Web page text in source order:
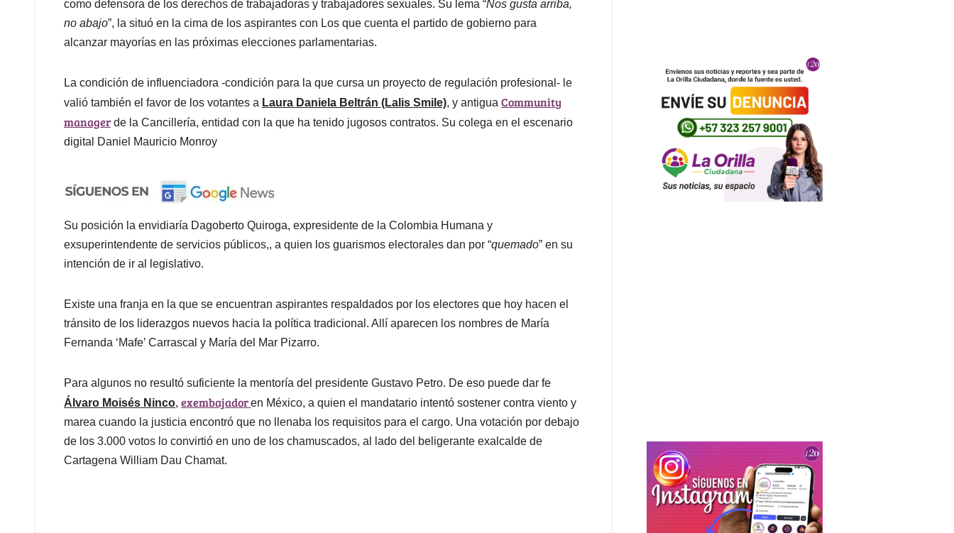
como defensora de los derechos de trabajadoras y trabajadores sexuales. Su lema “Nos gusta arriba,
no abajo”, la situó en la cima de los aspirantes con Los que cuenta el partido de gobierno para
alcanzar mayorías en las próximas elecciones parlamentarias.
La condición de influenciadora -condición para la que cursa un proyecto de regulación profesional- le
valió también el favor de los votantes a Laura Daniela Beltrán (Lalis Smile), y antigua Community
manager de la Cancillería, entidad con la que ha tenido jugosos contratos. Su colega en el escenario
digital Daniel Mauricio Monroy
Su posición la envidiaría Dagoberto Quiroga, expresidente de la Colombia Humana y
exsuperintendente de servicios públicos,, a quien los guarismos electorales dan por “quemado” en su
intención de ir al legislativo.
Existe una franja en la que se encuentran aspirantes respaldados por los electores que hoy hacen el
tránsito de los liderazgos nuevos hacia la política tradicional. Allí aparecen los nombres de María
Fernanda ‘Mafe’ Carrascal y María del Mar Pizarro.
Para algunos no resultó suficiente la mentoría del presidente Gustavo Petro. De eso puede dar fe
Álvaro Moisés Ninco, exembajadoren México, a quien el mandatario intentó sostener contra viento y
marea cuando la justicia encontró que no llenaba los requisitos para el cargo. Una votación por debajo
de los 3.000 votos lo convirtió en uno de los chamuscados, al lado del beligerante exalcalde de
Cartagena William Dau Chamat.